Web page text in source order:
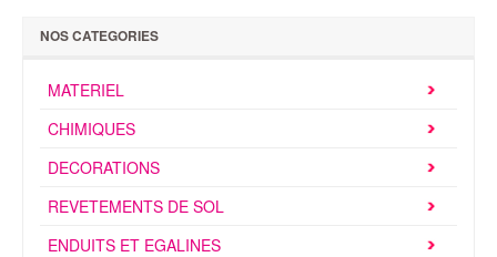
Actualités
Dépôts
NOS CATEGORIES
MATERIEL
CHIMIQUES
DECORATIONS
REVETEMENTS DE SOL
ENDUITS ET EGALINES